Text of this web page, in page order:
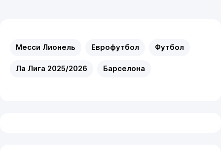
Месси Лионель Еврофутбол Футбол
Ла Лига 2025/2026 Барселона